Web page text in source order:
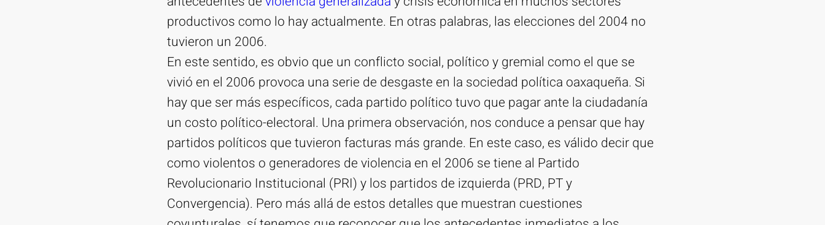
productivos como lo hay actualmente. En otras palabras, las elecciones del 2004 no
tuvieron un 2006.
En este sentido, es obvio que un conflicto social, político y gremial como el que se
vivió en el 2006 provoca una serie de desgaste en la sociedad política oaxaqueña. Si
hay que ser más específicos, cada partido político tuvo que pagar ante la ciudadanía
un costo político-electoral. Una primera observación, nos conduce a pensar que hay
partidos políticos que tuvieron facturas más grande. En este caso, es válido decir que
como violentos o generadores de violencia en el 2006 se tiene al Partido
Revolucionario Institucional (PRI) y los partidos de izquierda (PRD, PT y
Convergencia). Pero más allá de estos detalles que muestran cuestiones